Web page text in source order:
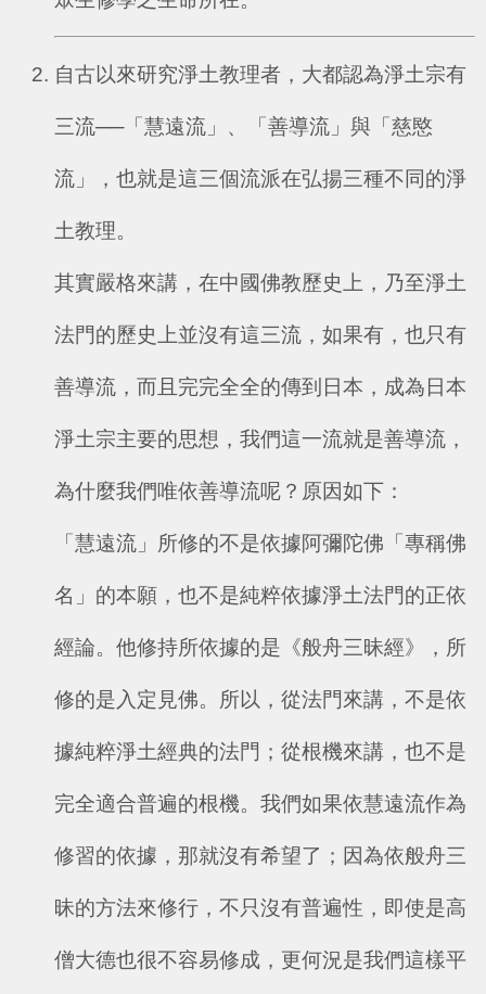
自古以來研究淨土教理者，大都認為淨土宗有
三流──「慧遠流」、「善導流」與「慈愍
流」，也就是這三個流派在弘揚三種不同的淨
土教理。
其實嚴格來講，在中國佛教歷史上，乃至淨土
法門的歷史上並沒有這三流，如果有，也只有
善導流，而且完完全全的傳到日本，成為日本
淨土宗主要的思想，我們這一流就是善導流，
為什麼我們唯依善導流呢？原因如下：
「慧遠流」所修的不是依據阿彌陀佛「專稱佛
名」的本願，也不是純粹依據淨土法門的正依
經論。他修持所依據的是《般舟三昧經》，所
修的是入定見佛。所以，從法門來講，不是依
據純粹淨土經典的法門；從根機來講，也不是
完全適合普遍的根機。我們如果依慧遠流作為
修習的依據，那就沒有希望了；因為依般舟三
昧的方法來修行，不只沒有普遍性，即使是高
僧大德也很不容易修成，更何況是我們這樣平